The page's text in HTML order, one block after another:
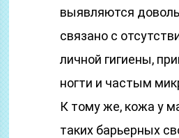
выявляются
связано с
личной гигиены,
ногти и частым
К тому же, кожа у
таких барьерных